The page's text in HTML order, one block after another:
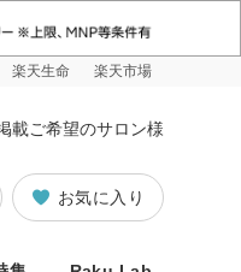
楽天生命 楽天市場
載ご希望のサロン様
お気に入り